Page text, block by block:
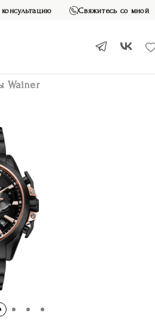
Свяжитесь со мной
Wainer